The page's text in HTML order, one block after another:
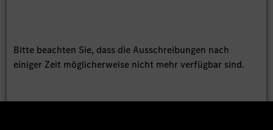
Bitte beachten Sie, dass die Ausschreibungen nach
einiger Zeit möglicherweise nicht mehr verfügbar sind.